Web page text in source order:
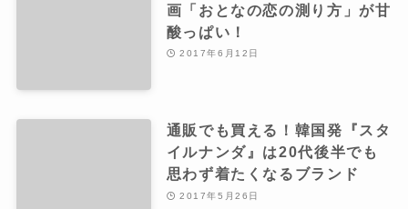
画「おとなの恋の測り方」が甘
酸っぱい！
2017年6月12日
通販でも買える！韓国発『スタ
イルナンダ』は20代後半でも
思わず着たくなるブランド
2017年5月26日